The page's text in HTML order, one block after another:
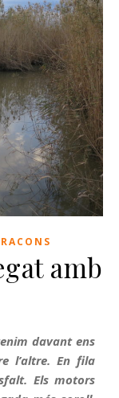
RACONS
amb
davant ens
l’altre. En fila
Els motors